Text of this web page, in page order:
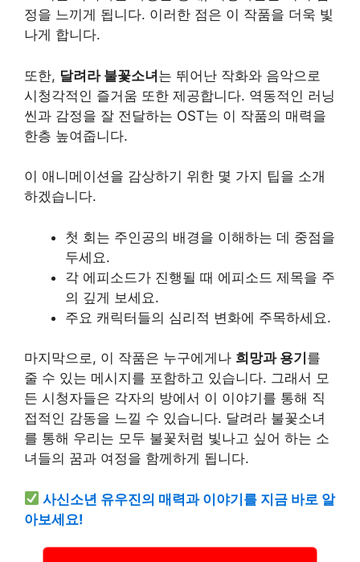
정을 느끼게 됩니다. 이러한 점은 이 작품을 더욱 빛
나게 합니다.
또한, 달려라 불꽃소녀는 뛰어난 작화와 음악으로
시청각적인 즐거움 또한 제공합니다. 역동적인 러닝
씬과 감정을 잘 전달하는 OST는 이 작품의 매력을
한층 높여줍니다.
이 애니메이션을 감상하기 위한 몇 가지 팁을 소개
하겠습니다.
첫 회는 주인공의 배경을 이해하는 데 중점을
두세요.
각 에피소드가 진행될 때 에피소드 제목을 주
의 깊게 보세요.
주요 캐릭터들의 심리적 변화에 주목하세요.
마지막으로, 이 작품은 누구에게나 희망과 용기 를
줄 수 있는 메시지를 포함하고 있습니다. 그래서 모
든 시청자들은 각자의 방에서 이 이야기를 통해 직
접적인 감동을 느낄 수 있습니다. 달려라 불꽃소녀
를 통해 우리는 모두 불꽃처럼 빛나고 싶어 하는 소
녀들의 꿈과 여정을 함께하게 됩니다.
사신소년 유우진의 매력과 이야기를 지금 바로 알
아보세요!